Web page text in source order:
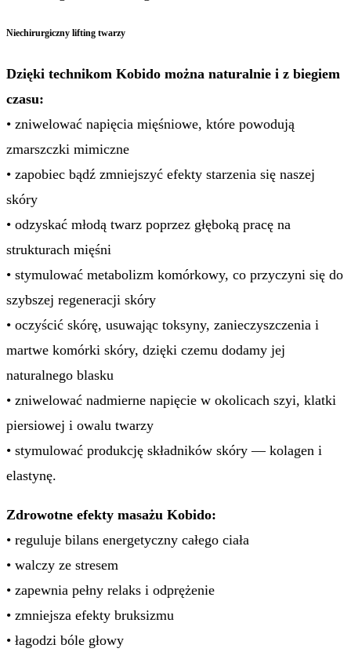
Niechirurgiczny lifting twarzy
Dzięki technikom Kobido można naturalnie i z biegiem
czasu:
• zniwelować napięcia mięśniowe, które powodują
zmarszczki mimiczne
• zapobiec bądź zmniejszyć efekty starzenia się naszej
skóry
• odzyskać młodą twarz poprzez głęboką pracę na
strukturach mięśni
• stymulować metabolizm komórkowy, co przyczyni się do
szybszej regeneracji skóry
• oczyścić skórę, usuwając toksyny, zanieczyszczenia i
martwe komórki skóry, dzięki czemu dodamy jej
naturalnego blasku
• zniwelować nadmierne napięcie w okolicach szyi, klatki
piersiowej i owalu twarzy
• stymulować produkcję składników skóry — kolagen i
elastynę.
Zdrowotne efekty masażu Kobido:
• reguluje bilans energetyczny całego ciała
• walczy ze stresem
• zapewnia pełny relaks i odprężenie
• zmniejsza efekty bruksizmu
• łagodzi bóle głowy